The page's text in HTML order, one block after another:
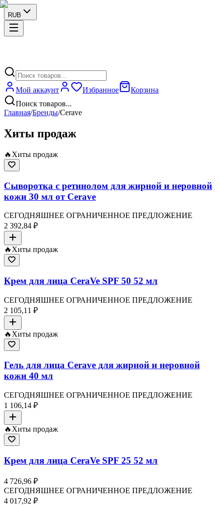
RUB
Мой аккаунт Избранное
Корзина
Поиск товаров...
Главная/Бренды/Cerave
Хиты продаж
🔥 Хиты продаж
Сыворотка с ретинолом для жирной и неровной
кожи 30 мл от Cerave
СЕГОДНЯШНЕЕ ОГРАНИЧЕННОЕ ПРЕДЛОЖЕНИЕ
2 392,84 ₽
🔥 Хиты продаж
Крем для лица CeraVe SPF 50 52 мл
СЕГОДНЯШНЕЕ ОГРАНИЧЕННОЕ ПРЕДЛОЖЕНИЕ
2 105,11 ₽
🔥 Хиты продаж
Гель для лица Cerave для жирной и неровной
кожи 40 мл
СЕГОДНЯШНЕЕ ОГРАНИЧЕННОЕ ПРЕДЛОЖЕНИЕ
1 106,14 ₽
🔥 Хиты продаж
Крем для лица CeraVe SPF 25 52 мл
4 726,96 ₽
СЕГОДНЯШНЕЕ ОГРАНИЧЕННОЕ ПРЕДЛОЖЕНИЕ
4 017,92 ₽